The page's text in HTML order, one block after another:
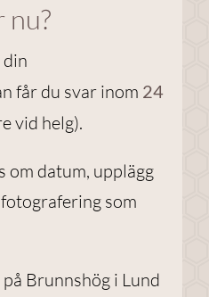
nu?
din
får du svar inom 24
vid helg).
om datum, upplägg
som
Brunnshög i Lund